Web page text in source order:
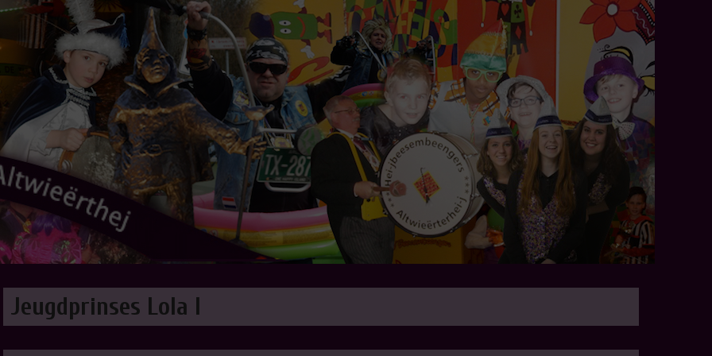
Jeugdprinses Lola I